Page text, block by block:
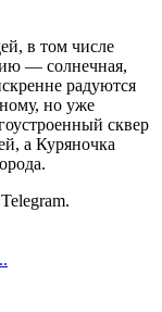
в том числе
— солнечная,
радуются
но уже
сквер
а Куряночка